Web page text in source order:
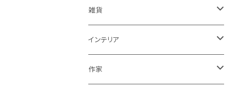
トップス
パンツ
スカート
バッグ
ポーチ
シューズ
雑貨
バスケット
リュック
グラス
インテリア
カゴ
作家